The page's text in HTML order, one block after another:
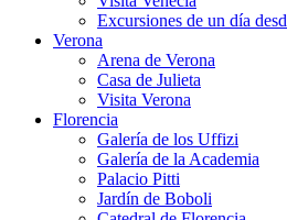
Excursiones de un día
Verona
Arena de Verona
Casa de Julieta
Visita Verona
Florencia
Galería de los Uffizi
Galería de la Academia
Palacio Pitti
Jardín de Boboli